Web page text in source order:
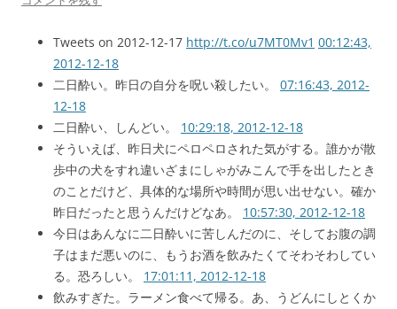
Tweets on 2012-12-17 http://t.co/u7MT0Mv1 00:12:43,
2012-12-18
二日酔い。昨日の自分を呪い殺したい。 07:16:43, 2012-
12-18
二日酔い、しんどい。 10:29:18, 2012-12-18
そういえば、昨日犬にペロペロされた気がする。誰かが散
歩中の犬をすれ違いざまにしゃがみこんで手を出したとき
のことだけど、具体的な場所や時間が思い出せない。確か
昨日だったと思うんだけどなあ。 10:57:30, 2012-12-18
今日はあんなに二日酔いに苦しんだのに、そしてお腹の調
子はまだ悪いのに、もうお酒を飲みたくてそわそわしてい
る。恐ろしい。 17:01:11, 2012-12-18
飲みすぎた。ラーメン食べて帰る。あ、うどんにしとくか